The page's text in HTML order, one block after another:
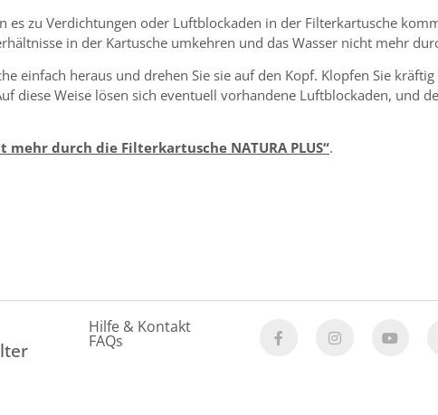
zu Verdichtungen oder Luftblockaden in der Filterkartusche
in der Kartusche umkehren und das Wasser nicht mehr
einfach heraus und drehen Sie sie auf den Kopf. Klopfen Sie
diese Weise lösen sich eventuell vorhandene Luftblockaden, und
mehr durch die Filterkartusche NATURA PLUS“.
Hilfe & Kontakt
FAQs